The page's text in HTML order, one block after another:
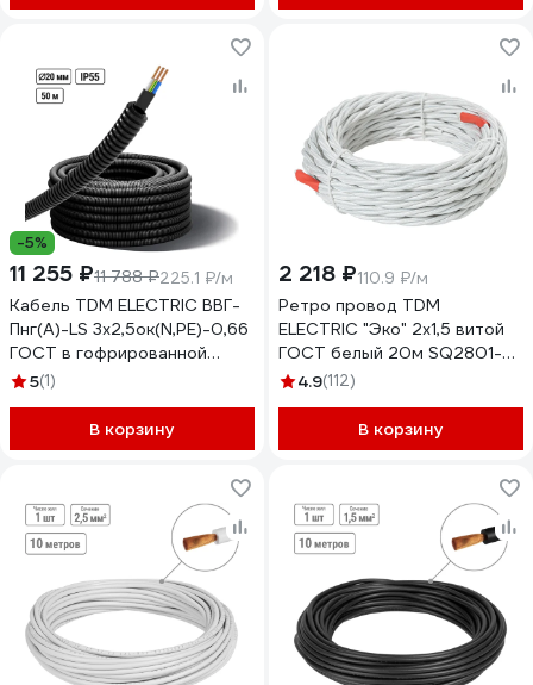
-5%
11 255 ₽11 788 ₽225.1 ₽/м
Кабель TDM ELECTRIC ВВГ-
Пнг(А)-LS 3х2,5ок(N,PE)-0,66
ГОСТ в гофрированной
трубе ПНД d20 черная (50
5(1)
В корзину
2 218 ₽110.9 ₽/м
Ретро провод TDM
ELECTRIC "Эко" 2x1,5 витой
ГОСТ белый 20м SQ2801-
0201
4.9(112)
В корзину